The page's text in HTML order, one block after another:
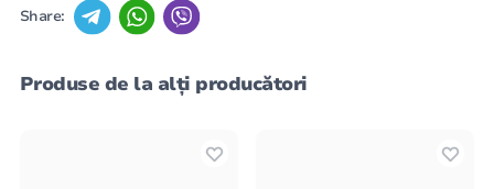
Share:
Produse de la alți producători